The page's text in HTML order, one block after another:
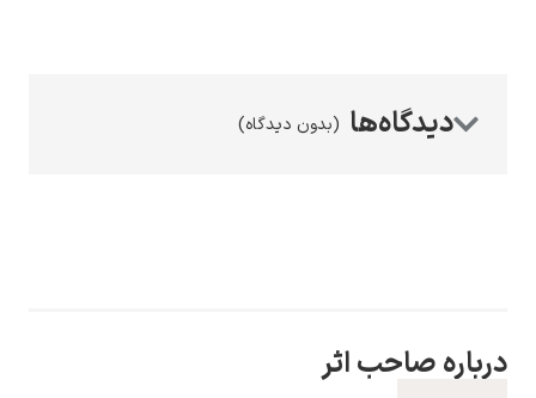
(بدون دیدگاه)
درباره صاحب اثر